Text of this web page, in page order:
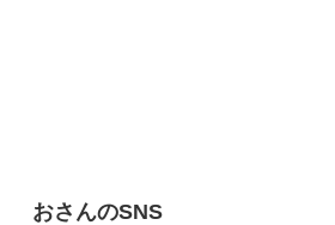
おさんのSNS